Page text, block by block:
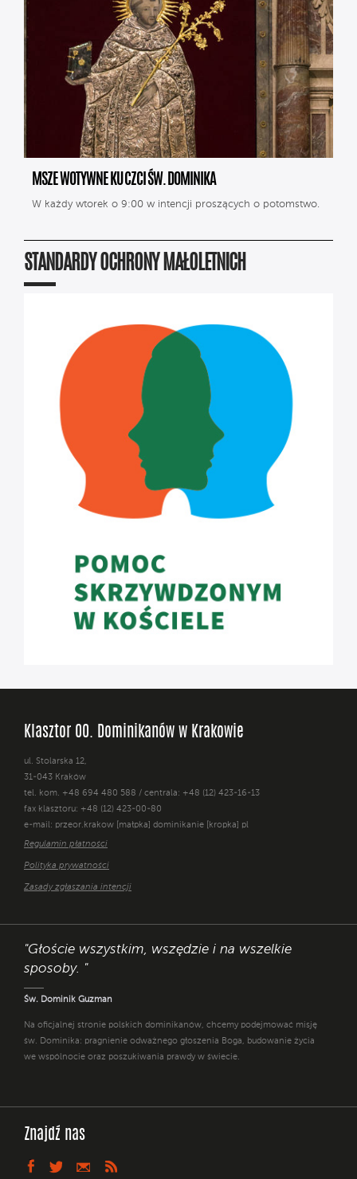
MSZE WOTYWNE KU CZCI ŚW. DOMINIKA
W każdy wtorek o 9:00 w intencji proszących o potomstwo.
STANDARDY OCHRONY MAŁOLETNICH
Klasztor OO. Dominikanów w Krakowie
ul. Stolarska 12,
31-043 Kraków
tel. kom. +48 694 480 588 / centrala: +48 (12) 423-16-13
fax klasztoru: +48 (12) 423-00-80
e-mail: przeor.krakow [małpka] dominikanie [kropka] pl
Regulamin płatności
Polityka prywatności
Zasady zgłaszania intencji
"Głoście wszystkim, wszędzie i na wszelkie
sposoby. "
Św. Dominik Guzman
Na oficjalnej stronie polskich dominikanów, chcemy podejmować misję
św. Dominika: pragnienie odważnego głoszenia Boga, budowanie życia
we wspólnocie oraz poszukiwania prawdy w świecie.
Znajdź nas